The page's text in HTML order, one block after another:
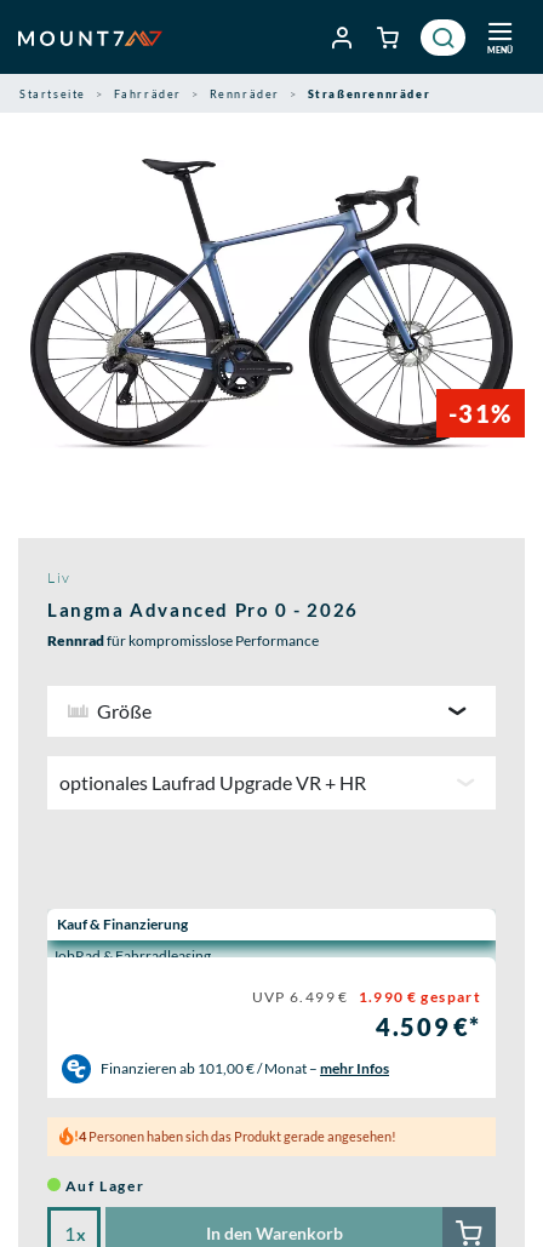
Inhalt
springen
MENÜ
Startseite Fahrräder Rennräder Straßenrennräder
-31%
Liv
Langma Advanced Pro 0 - 2026
Rennradfür kompromisslose Performance
Größe
optionales Laufrad Upgrade VR + HR
Wähle eine Preisoption:
Kauf & Finanzierung
JobRad & Fahrradleasing
UVP 6.499 € 1.990 € gespart
4.509 €*
Finanzieren ab 101,00 € / Monat – mehr Infos
4Personen haben sich das Produkt gerade angesehen!
Auf Lager
x In den Warenkorb